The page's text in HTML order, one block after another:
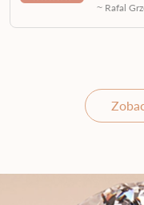
~ Rafal